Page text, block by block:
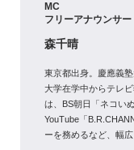
MC
フリーアナウンサー
森千晴
東京都出身。慶應義
大学在学中からテレ
は、BS朝日「ネコい
YouTube「
ーを務めるなど、幅広